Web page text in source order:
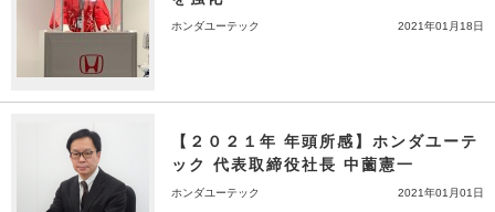
ホンダユーテック 2021年01月18日
【２０２１年 年頭所感】ホンダユーテ
ック 代表取締役社長 中薗憲一
ホンダユーテック 2021年01月01日